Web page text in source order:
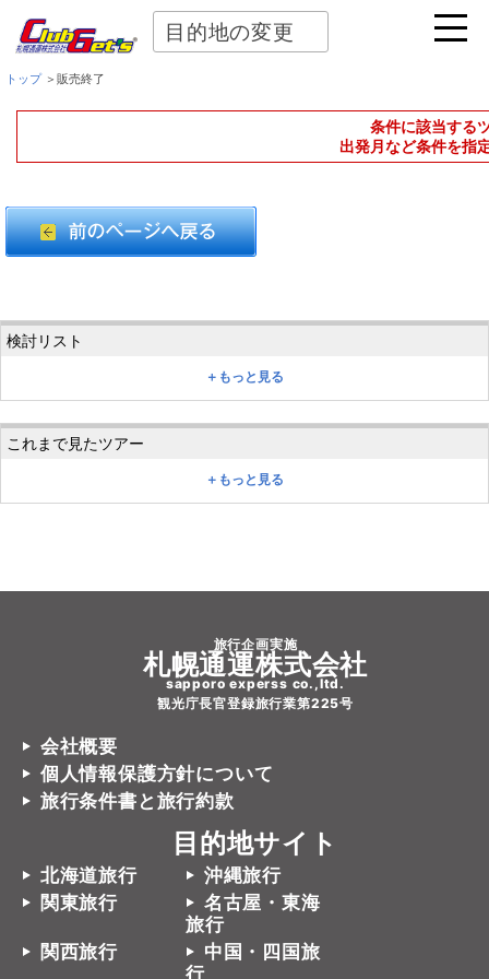
目的地の変更
トップ＞販売終了
条件に該当する
出発月など条件を指
＋もっと見る
＋もっと見る
旅行企画実施
札幌通運株式会社
sapporo experss co.,ltd.
観光庁長官登録旅行業第225号
会社概要
個人情報保護方針について
旅行条件書と旅行約款
目的地サイト
北海道旅行
沖縄旅行
関東旅行
名古屋・東海
旅行
関西旅行
中国・四国旅
行